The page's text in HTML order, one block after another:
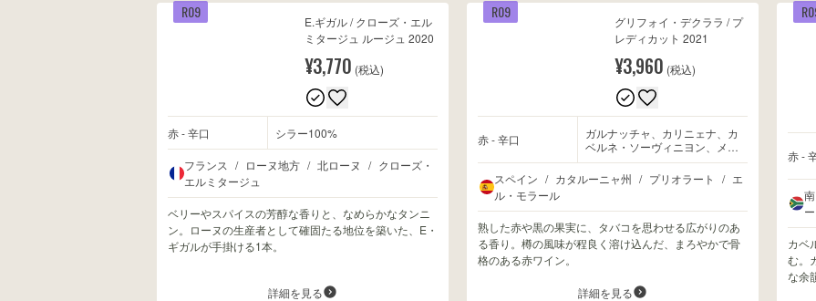
R09
E.ギガル / クローズ・エル
ミタージュ ルージュ 2020
¥3,770 (税込)
赤 - 辛口 シラー100%
フランス / ローヌ地方 / 北ローヌ / クローズ・
エルミタージュ
ベリーやスパイスの芳醇な香りと、なめらかなタンニ
ン。ローヌの生産者として確固たる地位を築いた、E・
ギガルが手掛ける1本。
詳細を見る
R09
グリフォイ・デクララ / プ
レディカット 2021
¥3,960 (税込)
赤 - 辛口
ガルナッチャ、カリニェナ、カ
ベルネ・ソーヴィニヨン、メル
ロー
スペイン / カタルーニャ州 / プリオラート / エ
ル・モラール
熟した赤や黒の果実に、タバコを思わせる広がりのあ
る香り。樽の風味が程良く溶け込んだ、まろやかで骨
格のある赤ワイン。
詳細を見る
赤 -
カベ
む。
な余